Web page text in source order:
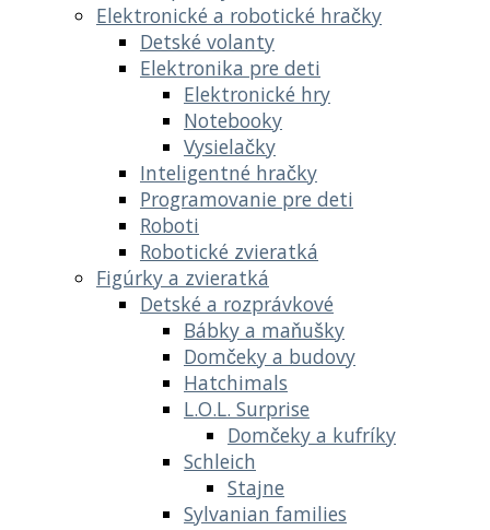
Elektronické a robotické hračky
Detské volanty
Elektronika pre deti
Elektronické hry
Notebooky
Vysielačky
Inteligentné hračky
Programovanie pre deti
Roboti
Robotické zvieratká
Figúrky a zvieratká
Detské a rozprávkové
Bábky a maňušky
Domčeky a budovy
Hatchimals
L.O.L. Surprise
Domčeky a kufríky
Schleich
Stajne
Sylvanian families